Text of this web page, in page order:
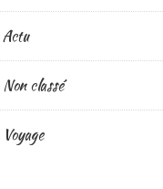
Actu
Non classé
Voyage